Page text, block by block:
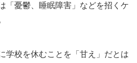
「憂鬱、睡眠障害」などを招くケ
学校を休むことを「甘え」だとは